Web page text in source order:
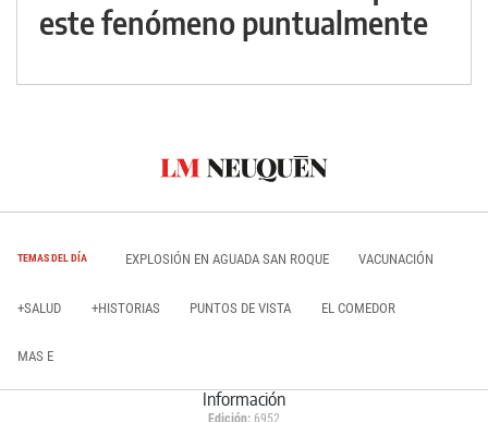
este fenómeno puntualmente
TEMAS DEL DÍA EXPLOSIÓN EN AGUADA SAN ROQUE VACUNACIÓN
+SALUD +HISTORIAS PUNTOS DE VISTA EL COMEDOR
MAS E
Información
Edición: 6952